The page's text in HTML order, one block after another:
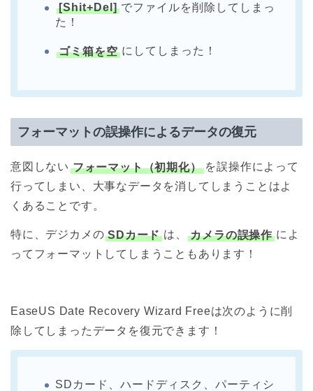
[Shit+Del] でファイルを削除してしまっ
た！
ゴミ箱を空 にしてしまった！
フォーマットの誤操作によるデータの復元
意図しない フォーマット（初期化） を誤操作によって
行ってしまい、大事なデータを消してしまうことはよ
くあることです。
特に、デジカメの SDカード は、 カメラの誤操作 によ
ってフォーマットしてしまうこともあります！
EaseUS Date Recovery Wizard Freeは次のように削
除してしまったデータを復元できます！
SDカード、ハードディスク、パーティシ